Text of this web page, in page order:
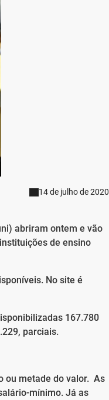
14 de julho de 2020
abriram ontem e vão
de ensino
No site é
167.780
parciais.
ou metade do valor. As
mínimo. Já as